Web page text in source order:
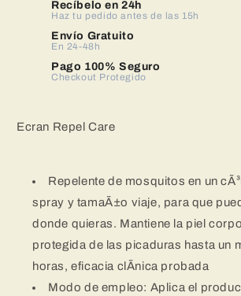
Recíbelo en 24h
Haz tu pedido antes de las 15h
Envío Gratuito
En 24-48h
Pago 100% Seguro
Checkout Protegido
Ecran Repel Care
Repelente de mosquitos en un
spray y tamaÃ±o viaje, para que
donde quieras. Mantiene la piel
protegida de las picaduras hasta un
horas, eficacia clÃ­nica probada
Modo de empleo: Aplica el